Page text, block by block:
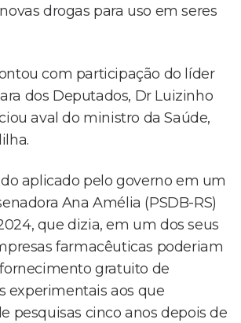
drogas para uso em seres
com participação do líder
dos Deputados, Dr Luizinho
aval do ministro da Saúde,
aplicado pelo governo em um
Ana Amélia (PSDB-RS)
que dizia, em um dos seus
farmacêuticas poderiam
gratuito de
experimentais aos que
pesquisas cinco anos depois de